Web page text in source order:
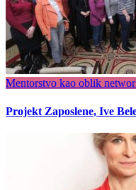
Mentorstvo kao oblik
Projekt Zaposlene, Ive